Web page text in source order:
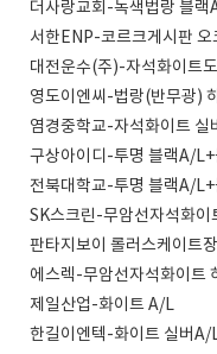
더사랑교회-녹색법랑 블
서한ENP-코르크게시판 오
대전운수(주)-자석화이트
영도이엔씨-법랑(반무광)
염경중학교-자석화이트 실
구상아이디-투명 블랙A/
전북대학교-투명 블랙A/
SK스크린-무암선자석화이
판타지보이 롤러스케이트
에스렉-무암선자석화이트
제일산업-화이트 A/L
한길이엔텍-화이트 실버A/